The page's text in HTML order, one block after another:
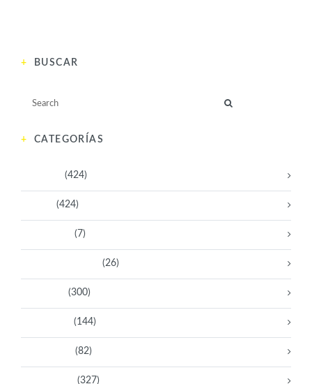
BUSCAR
CATEGORÍAS
(424)
(424)
(7)
(26)
(300)
(144)
(82)
(327)